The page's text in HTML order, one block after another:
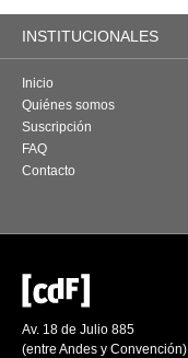
INSTITUCIONALES
Inicio
Quiénes somos
Suscripción
FAQ
Contacto
Av. 18 de Julio 885
(entre Andes y Convención)